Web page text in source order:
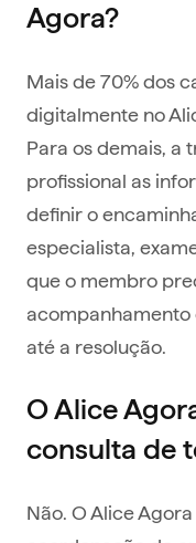
Agora?
Mais de 70% dos
digitalmente no
Para os demais, a
profissional as
definir o
especialista,
que o membro
acompanhamento
até a resolução.
O Alice
consulta de
Não. O Alice